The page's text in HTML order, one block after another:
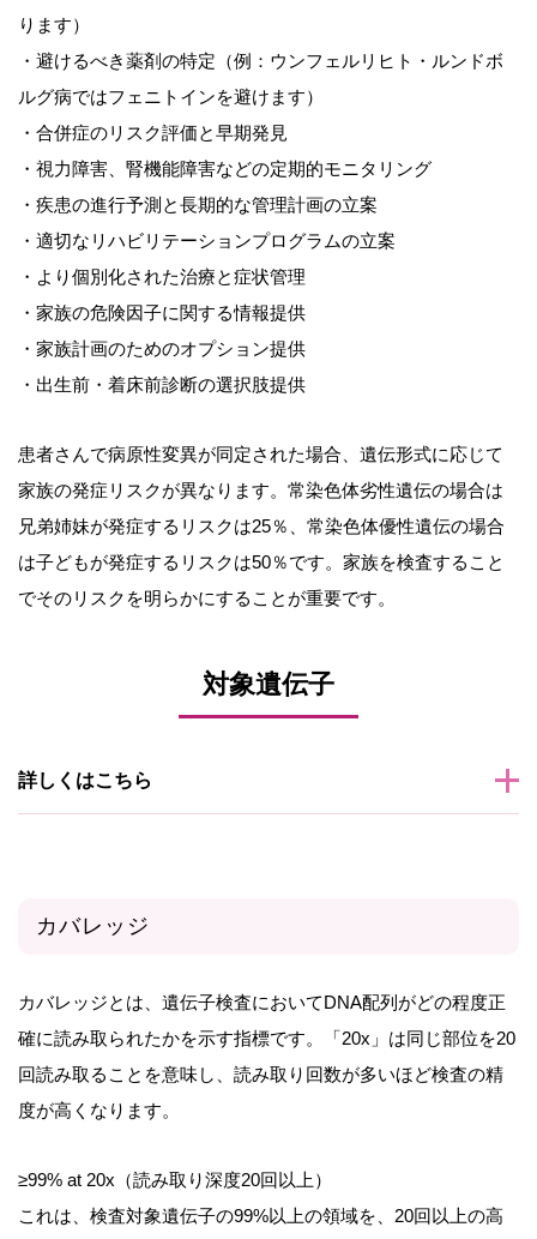
ります）
・避けるべき薬剤の特定（例：ウンフェルリヒト・ルンドボ
ルグ病ではフェニトインを避けます）
・合併症のリスク評価と早期発見
・視力障害、腎機能障害などの定期的モニタリング
・疾患の進行予測と長期的な管理計画の立案
・適切なリハビリテーションプログラムの立案
・より個別化された治療と症状管理
・家族の危険因子に関する情報提供
・家族計画のためのオプション提供
・出生前・着床前診断の選択肢提供
患者さんで病原性変異が同定された場合、遺伝形式に応じて
家族の発症リスクが異なります。常染色体劣性遺伝の場合は
兄弟姉妹が発症するリスクは25％、常染色体優性遺伝の場合
は子どもが発症するリスクは50％です。家族を検査すること
でそのリスクを明らかにすることが重要です。
対象遺伝子
詳しくはこちら
カバレッジ
カバレッジとは、遺伝子検査においてDNA配列がどの程度正
確に読み取られたかを示す指標です。「20x」は同じ部位を20
回読み取ることを意味し、読み取り回数が多いほど検査の精
度が高くなります。
≥99% at 20x（読み取り深度20回以上）
これは、検査対象遺伝子の99%以上の領域を、20回以上の高